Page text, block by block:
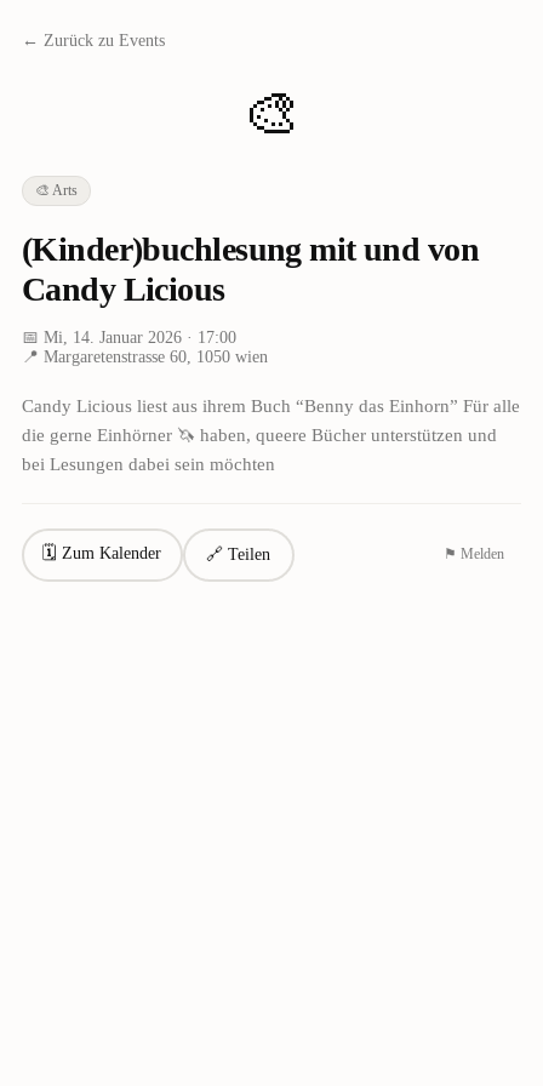
← Zurück zu Events
🎨
🎨 Arts
(Kinder)buchlesung mit und von
Candy Licious
📅 Mi, 14. Januar 2026· 17:00
📍 Margaretenstrasse 60, 1050 wien
Candy Licious liest aus ihrem Buch “Benny das Einhorn” Für alle
die gerne Einhörner 🦄 haben, queere Bücher unterstützen und
bei Lesungen dabei sein möchten
🗓 Zum Kalender 🔗 Teilen ⚑ Melden